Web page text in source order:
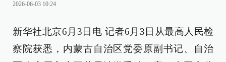
2026-06-03 10:24
新华社北京6月3日电 记者6月3日从最高人民检
察院获悉，内蒙古自治区党委原副书记、自治